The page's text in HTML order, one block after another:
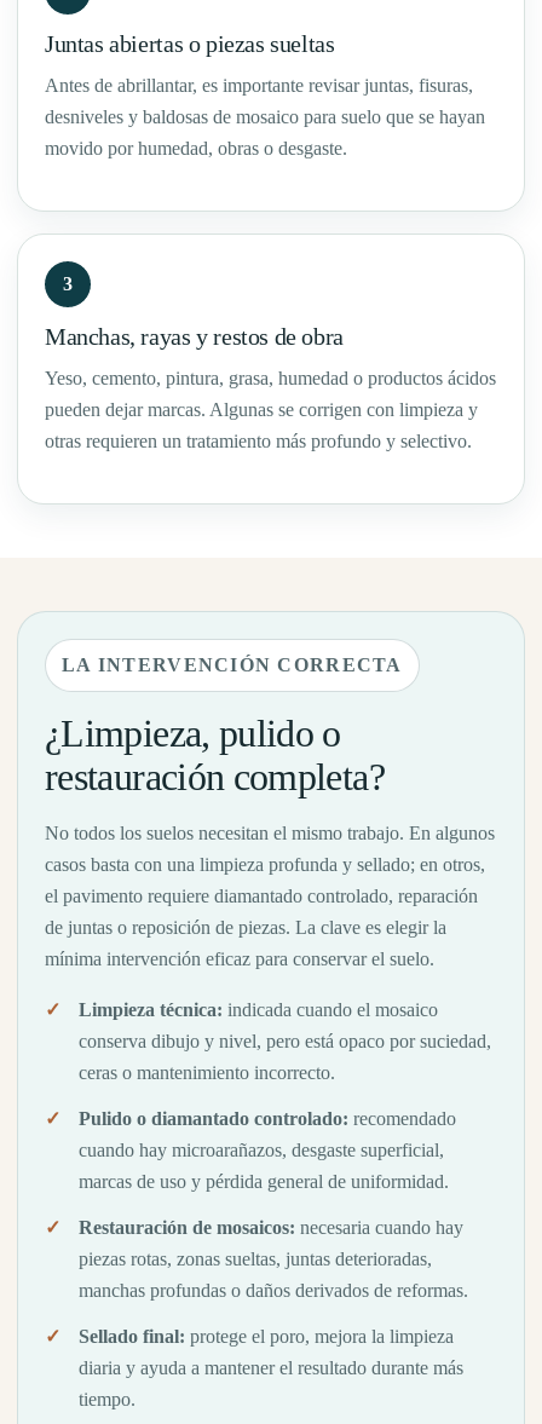
Juntas abiertas o piezas sueltas
Antes de abrillantar, es importante revisar juntas, fisuras,
desniveles y baldosas de mosaico para suelo que se hayan
movido por humedad, obras o desgaste.
3
Manchas, rayas y restos de obra
Yeso, cemento, pintura, grasa, humedad o productos ácidos
pueden dejar marcas. Algunas se corrigen con limpieza y
otras requieren un tratamiento más profundo y selectivo.
LA INTERVENCIÓN CORRECTA
¿Limpieza, pulido o
restauración completa?
No todos los suelos necesitan el mismo trabajo. En algunos
casos basta con una limpieza profunda y sellado; en otros,
el pavimento requiere diamantado controlado, reparación
de juntas o reposición de piezas. La clave es elegir la
mínima intervención eficaz para conservar el suelo.
Limpieza técnica: indicada cuando el mosaico
conserva dibujo y nivel, pero está opaco por suciedad,
ceras o mantenimiento incorrecto.
Pulido o diamantado controlado: recomendado
cuando hay microarañazos, desgaste superficial,
marcas de uso y pérdida general de uniformidad.
Restauración de mosaicos: necesaria cuando hay
piezas rotas, zonas sueltas, juntas deterioradas,
manchas profundas o daños derivados de reformas.
Sellado final: protege el poro, mejora la limpieza
diaria y ayuda a mantener el resultado durante más
tiempo.